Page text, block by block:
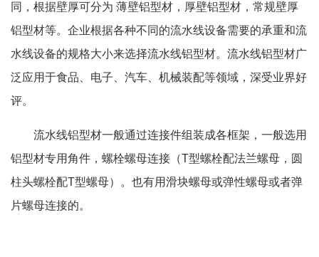
同，根据壁厚可分为 薄壁铝型材，厚壁铝型材，常规壁厚
铝型材等。企业根据各种不同的流水线设备需要的承重和流
水线设备的规格大小来选择流水线铝型材。流水线铝型材广
泛应用于食品、电子、汽车、机械装配等领域，深受业界好
评。
流水线铝型材一般通过连接件组装成各框架，一般选用
铝型材专用角件，螺栓螺母连接（T型螺栓配法兰螺母，圆
柱头螺栓配T型螺母）。也有用滑块螺母或弹性螺母或者弹
片螺母连接的。